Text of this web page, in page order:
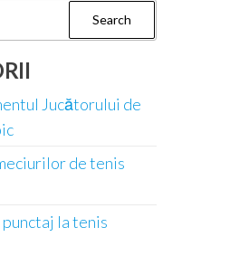
Jucătorului de
de tenis
la tenis